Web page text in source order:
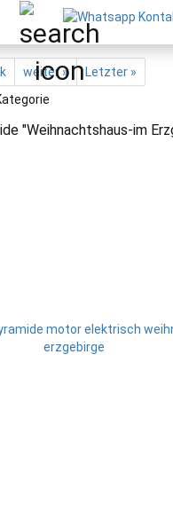
weiter »
Letzter »
"Weihnachtshaus-im